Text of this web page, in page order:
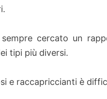
sempre cercato un
tipi più diversi.
e raccapriccianti è